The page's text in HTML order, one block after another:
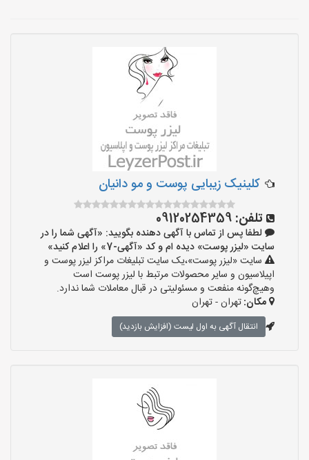
کلینیک زیبایی پوست و مو دانیان
تلفن: 09120254359
لطفا پس از تماس با آگهی دهنده بگویید: «آگهی شما را در
سایت «لیزر پوست» دیده ام و کد «آگهی-7» را اعلام کنید»
سایت «لیزر پوست»،یک سایت تبلیغات مراکز لیزر پوست و
اپیلاسیون و سایر محصولات مرتبط با لیزر پوست است
وهیچ‌گونه منفعت و مسئولیتی در قبال معاملات شما ندارد.
مکان:تهران - تهران
انتقال آگهی به اول لیست (افزایش بازدید)